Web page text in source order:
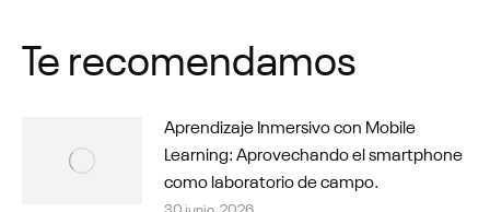
Te recomendamos
Aprendizaje Inmersivo con Mobile
Learning: Aprovechando el smartphone
como laboratorio de campo.
30 junio, 2026